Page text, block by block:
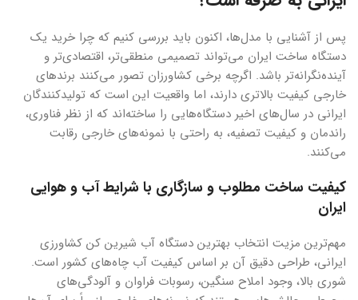
پس از آشنایی با مدل‌ها، اکنون باید بررسی کنیم که چرا خرید یک
دستگاه ساخت ایران می‌تواند تصمیمی منطقی‌تر، اقتصادی‌تر و
آینده‌نگرانه‌تر باشد. اگرچه برخی کشاورزان تصور می‌کنند برندهای
خارجی کیفیت بالاتری دارند، اما واقعیت این است که تولیدکنندگان
ایرانی در سال‌های اخیر دستگاه‌هایی را ساخته‌اند که از نظر فناوری،
راندمان و کیفیت تصفیه، به راحتی با نمونه‌های خارجی رقابت
می‌کنند.
کیفیت ساخت مطلوب و سازگاری با شرایط آب و هوایی
ایران
مهم‌ترین مزیت انتخاب بهترین دستگاه آب شیرین کن کشاورزی
ایرانی، طراحی دقیق آن بر اساس کیفیت آب چاه‌های کشور است.
شوری بالا، وجود املاح سنگین، رسوبات فراوان و آلودگی‌های